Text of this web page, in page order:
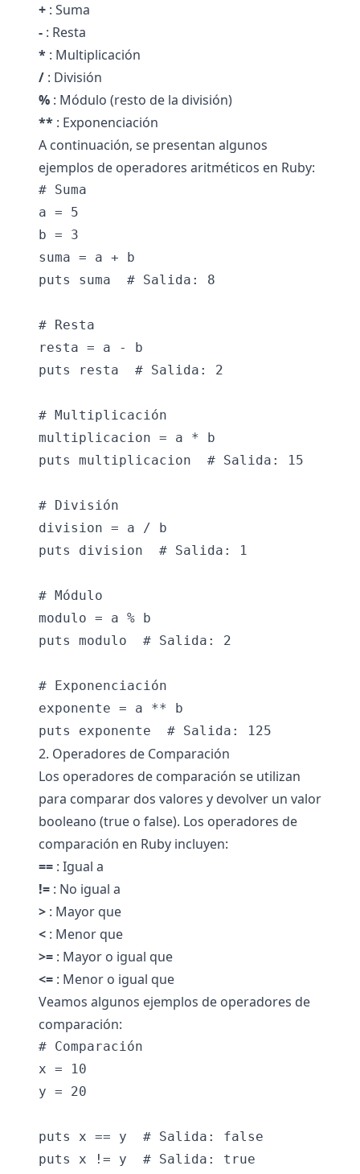
+ : Suma
- : Resta
* : Multiplicación
/ : División
% : Módulo (resto de la división)
** : Exponenciación
A continuación, se presentan algunos
ejemplos de operadores aritméticos en Ruby:
# Suma
a = 5
b = 3
suma = a + b
puts suma  # Salida: 8
# Resta
resta = a - b
puts resta  # Salida: 2
# Multiplicación
multiplicacion = a * b
puts multiplicacion  # Salida: 15
# División
division = a / b
puts division  # Salida: 1
# Módulo
modulo = a % b
puts modulo  # Salida: 2
# Exponenciación
exponente = a ** b
2. Operadores de Comparación
Los operadores de comparación se utilizan
para comparar dos valores y devolver un valor
booleano (true o false). Los operadores de
comparación en Ruby incluyen:
== : Igual a
!= : No igual a
> : Mayor que
< : Menor que
>= : Mayor o igual que
<= : Menor o igual que
Veamos algunos ejemplos de operadores de
comparación:
# Comparación
x = 10
y = 20
puts x == y  # Salida: false
puts x != y  # Salida: true